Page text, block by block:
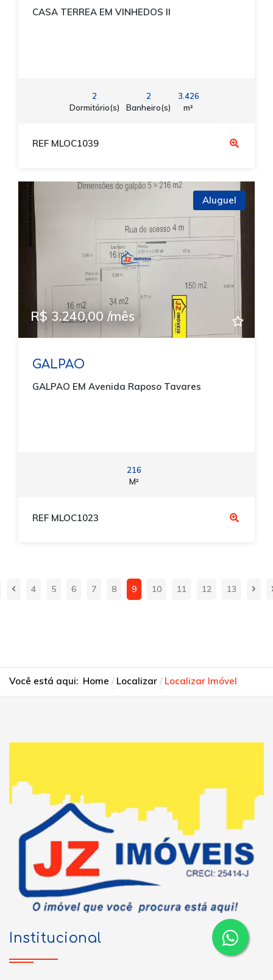
CASA TERREA EM VINHEDOS II
2
Dormitório(s)
2
Banheiro(s)
3.426
m²
REF MLOC1039
Aluguel
R$ 3.240,00 /mês
GALPAO
GALPAO EM Avenida Raposo Tavares
216
M²
REF MLOC1023
4 5 6 7 8 9 10 11 12 13
Você está aqui: Home Localizar Localizar Imóvel
Institucional